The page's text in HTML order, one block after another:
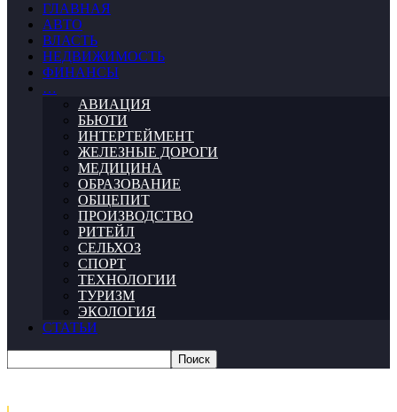
ГЛАВНАЯ
АВТО
ВЛАСТЬ
НЕДВИЖИМОСТЬ
ФИНАНСЫ
…
АВИАЦИЯ
БЬЮТИ
ИНТЕРТЕЙМЕНТ
ЖЕЛЕЗНЫЕ ДОРОГИ
МЕДИЦИНА
ОБРАЗОВАНИЕ
ОБЩЕПИТ
ПРОИЗВОДСТВО
РИТЕЙЛ
СЕЛЬХОЗ
СПОРТ
ТЕХНОЛОГИИ
ТУРИЗМ
ЭКОЛОГИЯ
СТАТЬИ